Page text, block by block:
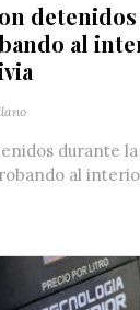
al
durante
al